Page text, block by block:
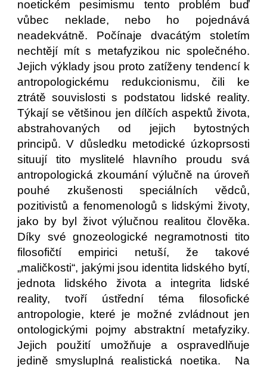
noetickém pesimismu tento problém buď
vůbec neklade, nebo ho pojednává
neadekvátně. Počínaje dvacátým stoletím
nechtějí mít s metafyzikou nic společného.
Jejich výklady jsou proto zatíženy tendencí k
antropologickému redukcionismu, čili ke
ztrátě souvislosti s podstatou lidské reality.
Týkají se většinou jen dílčích aspektů života,
abstrahovaných od jejich bytostných
principů. V důsledku metodické úzkoprsosti
situují tito myslitelé hlavního proudu svá
antropologická zkoumání výlučně na úroveň
pouhé zkušenosti speciálních vědců,
pozitivistů a fenomenologů s lidskými životy,
jako by byl život výlučnou realitou člověka.
Díky své gnozeologické negramotnosti tito
filosofičtí empirici netuší, že takové
„maličkosti“, jakými jsou identita lidského bytí,
jednota lidského života a integrita lidské
reality, tvoří ústřední téma filosofické
antropologie, které je možné zvládnout jen
ontologickými pojmy abstraktní metafyziky.
Jejich použití umožňuje a ospravedlňuje
jedině smysluplná realistická noetika. Na